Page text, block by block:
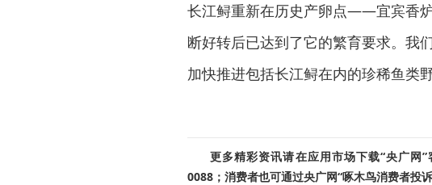
长江鲟重新在历史产卵点——宜宾香
断好转后已达到了它的繁育要求。我
加快推进包括长江鲟在内的珍稀鱼类
更多精彩资讯请在应用市场下载“央广网
0088；消费者也可通过央广网“啄木鸟消费者投